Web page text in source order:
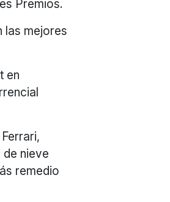
Premios.
las mejores
en
nieve
remedio